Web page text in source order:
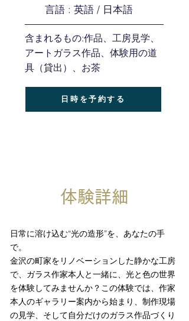
言語 : 英語 / 日本語
含まれるもの:作品、工房見学、
アートガラス作品、体験用の道
具（貸出）、お茶
日時を予約する
体験詳細
日常に溶け込む“光の造形”を、あなたの手
で。
金沢の町家をリノベーションした静かな工房
で、ガラス作家本人と一緒に、光と色の世界
を体験してみませんか？この体験では、作家
本人のギャラリー案内から始まり、制作現場
の見学、そして自分だけのガラス作品づくり